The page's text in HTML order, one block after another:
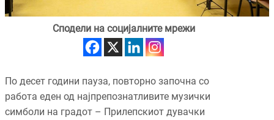
Сподели на социјалните мрежи
По десет години пауза, повторно започна со
работа еден од најпрепознатливите музички
симболи на градот – Прилепскиот дувачки